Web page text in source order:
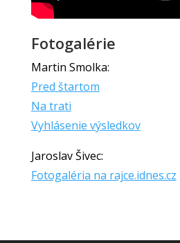
Fotogalérie
Martin Smolka:
Pred štartom
Na trati
Vyhlásenie výsledkov
Jaroslav Šivec:
Fotogaléria na rajce.idnes.cz